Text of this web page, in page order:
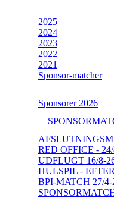
2025
2024
2023
2022
2021
Sponsor-matcher
Sponsorer 2026
RED OFFICE -
UDFLUGT 16/8-
HULSPIL -
BPI-MATCH 27/4-